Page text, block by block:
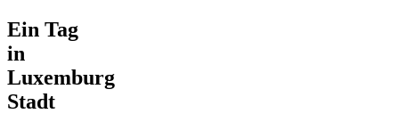
Ein Tag
in
Luxemburg
Stadt